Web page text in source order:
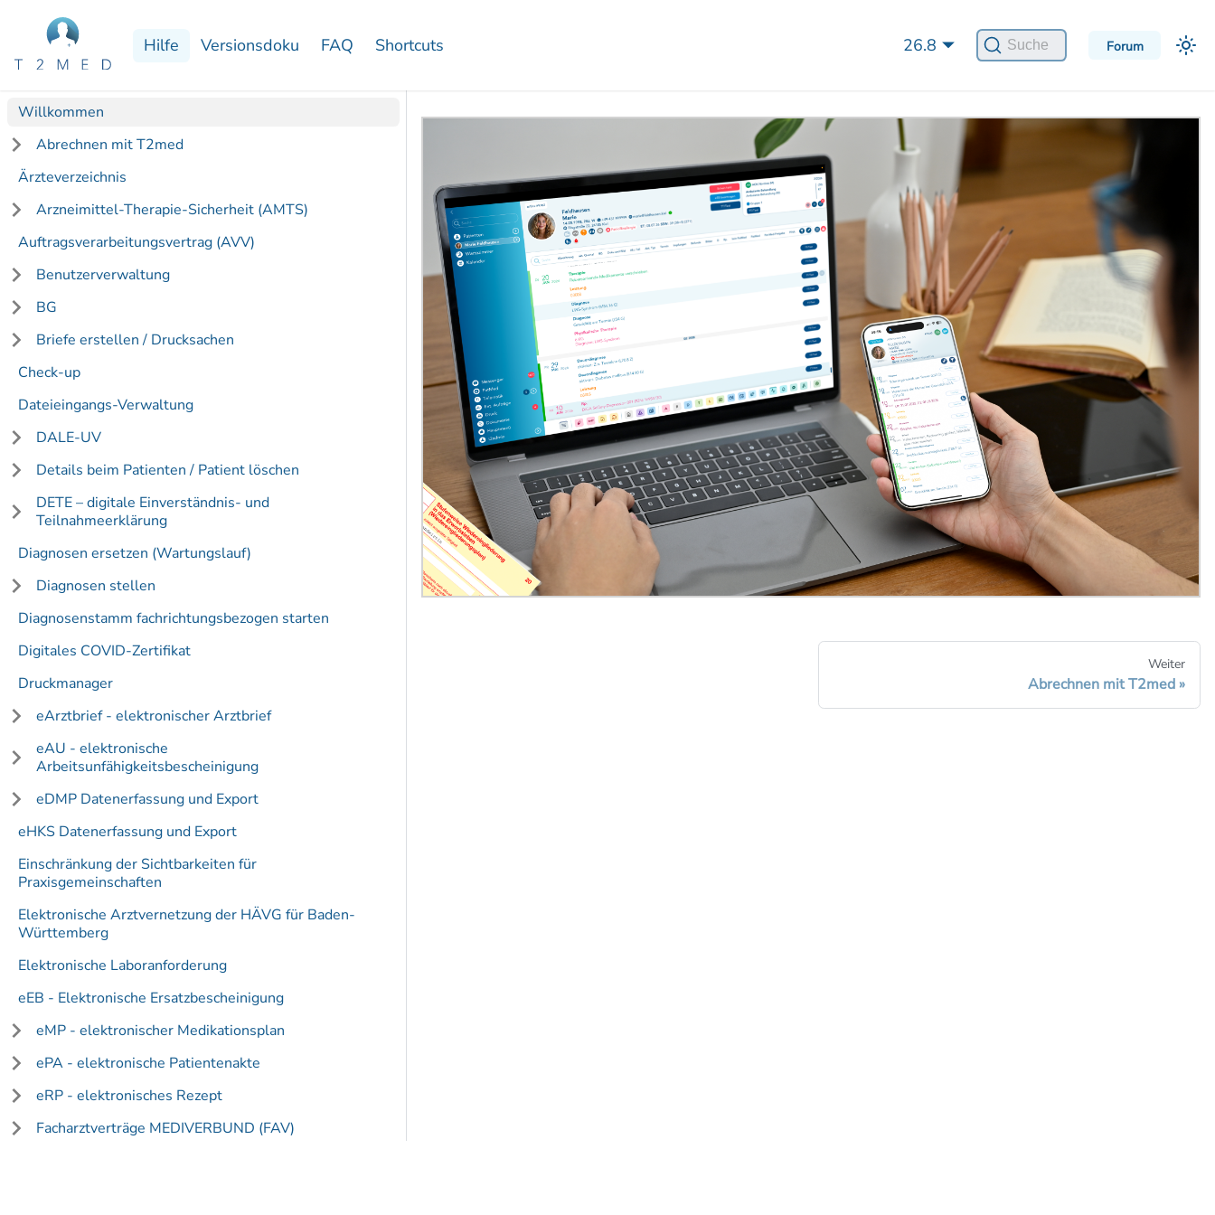
Hilfe Versionsdoku FAQ Shortcuts 26.8 Suche Forum
Willkommen
Abrechnen mit T2med
Ärzteverzeichnis
Arzneimittel-Therapie-Sicherheit (AMTS)
Auftragsverarbeitungsvertrag (AVV)
Benutzerverwaltung
BG
Briefe erstellen / Drucksachen
Check-up
Dateieingangs-Verwaltung
DALE-UV
Details beim Patienten / Patient löschen
DETE – digitale Einverständnis- und
Teilnahmeerklärung
Diagnosen ersetzen (Wartungslauf)
Diagnosen stellen
Diagnosenstamm fachrichtungsbezogen starten
Digitales COVID-Zertifikat
Druckmanager
eArztbrief - elektronischer Arztbrief
eAU - elektronische
Arbeitsunfähigkeitsbescheinigung
eDMP Datenerfassung und Export
eHKS Datenerfassung und Export
Einschränkung der Sichtbarkeiten für
Praxisgemeinschaften
Elektronische Arztvernetzung der HÄVG für Baden-
Württemberg
Elektronische Laboranforderung
eEB - Elektronische Ersatzbescheinigung
eMP - elektronischer Medikationsplan
ePA - elektronische Patientenakte
eRP - elektronisches Rezept
Facharztverträge MEDIVERBUND (FAV)
Weiter
Abrechnen mit T2med